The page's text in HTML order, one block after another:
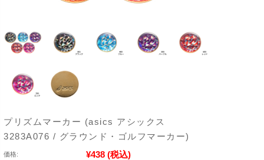
プリズムマーカー (asics アシックス
3283A076 / グラウンド・ゴルフマーカー)
価格: ¥438 (税込)